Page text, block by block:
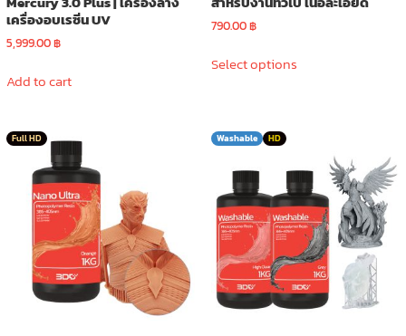
เครื่องอบเรซิ่น UV
5,999.00฿
Add to cart
790.00฿
Select optionsproduct
options
may
be
chosen
on
the
product
page
Full HD Washable HD